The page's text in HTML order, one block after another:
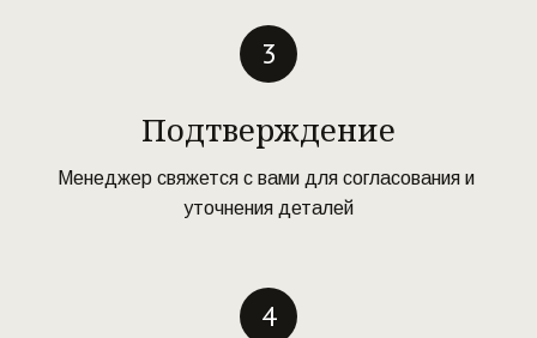
Подтверждение
Менеджер свяжется с вами для согласования и
уточнения деталей